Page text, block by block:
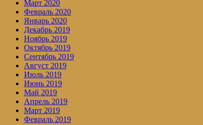
Март 2020
Февраль 2020
Январь 2020
Декабрь 2019
Ноябрь 2019
Октябрь 2019
Сентябрь 2019
Август 2019
Июль 2019
Июнь 2019
Май 2019
Апрель 2019
Март 2019
Февраль 2019